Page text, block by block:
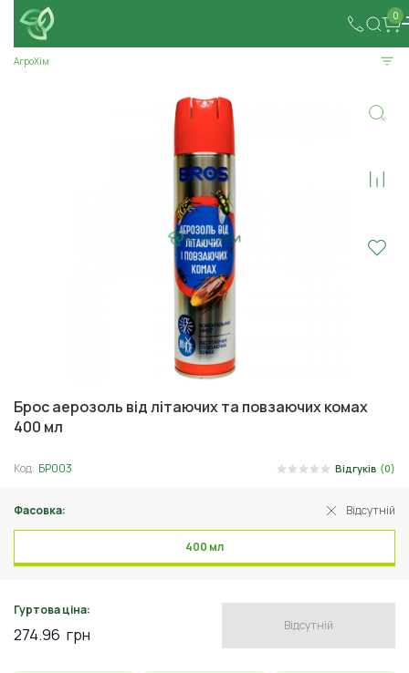
0
АгроХім
Брос аерозоль від літаючих та повзаючих комах
400 мл
Код: БР003 Відгуків (0)
Фасовка: Відсутній
400 мл
Гуртова ціна:
274.96 грн Відсутній